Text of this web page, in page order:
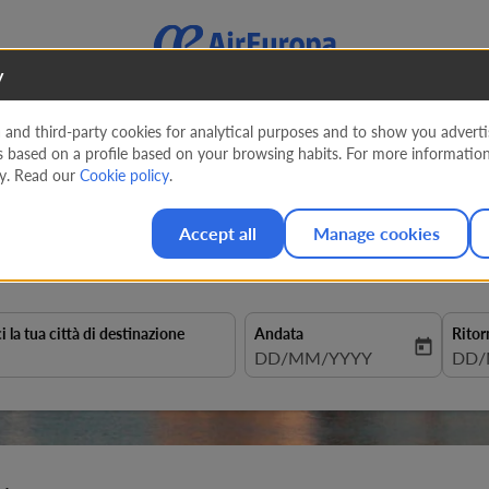
la tua città di destinazione Andata
fc-booking-departure-date-
DD/MM/YYYY today fc-
DD/
third-party cookies for analytical purposes and to show you
based on a profile based on your browsing habits. For more
Read our Cookie policy.
Accept all Manage cookies